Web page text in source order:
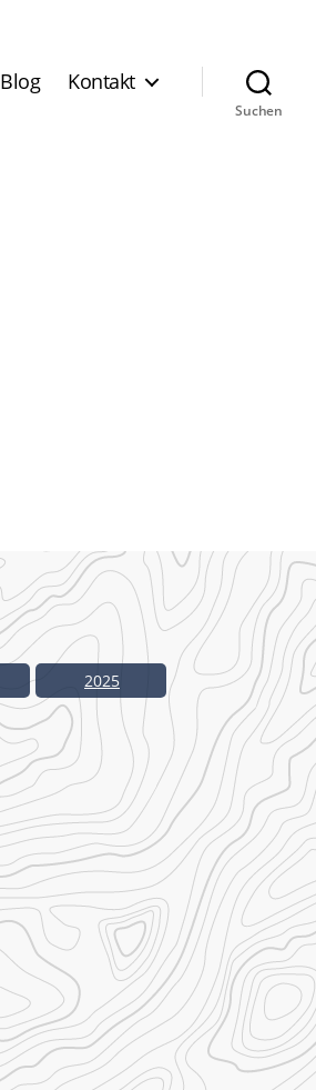
Blog Kontakt
Suchen
2025